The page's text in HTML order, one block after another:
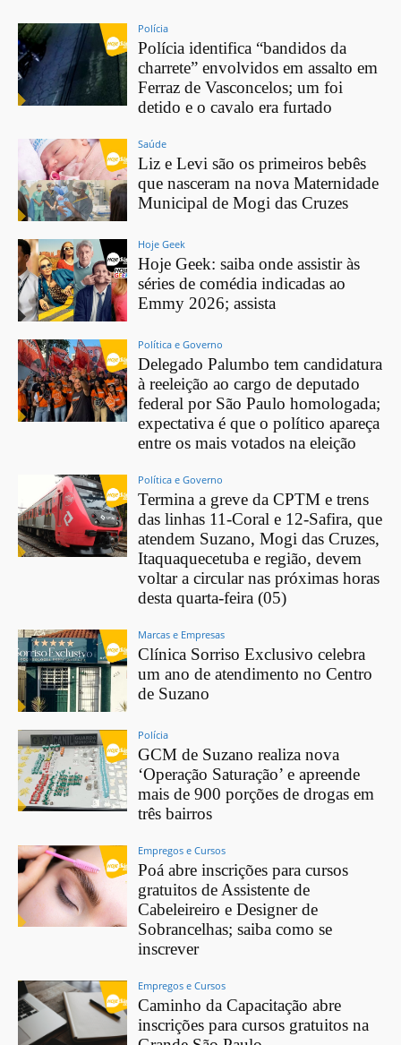
Polícia
Polícia identifica “bandidos da
charrete” envolvidos em assalto em
Ferraz de Vasconcelos; um foi
detido e o cavalo era furtado
Saúde
Liz e Levi são os primeiros bebês
que nasceram na nova Maternidade
Municipal de Mogi das Cruzes
Hoje Geek
Hoje Geek: saiba onde assistir às
séries de comédia indicadas ao
Emmy 2026; assista
Política e Governo
Delegado Palumbo tem candidatura
à reeleição ao cargo de deputado
federal por São Paulo homologada;
expectativa é que o político apareça
entre os mais votados na eleição
Política e Governo
Termina a greve da CPTM e trens
das linhas 11-Coral e 12-Safira, que
atendem Suzano, Mogi das Cruzes,
Itaquaquecetuba e região, devem
voltar a circular nas próximas horas
desta quarta-feira (05)
Marcas e Empresas
Clínica Sorriso Exclusivo celebra
um ano de atendimento no Centro
de Suzano
Polícia
GCM de Suzano realiza nova
‘Operação Saturação’ e apreende
mais de 900 porções de drogas em
três bairros
Empregos e Cursos
Poá abre inscrições para cursos
gratuitos de Assistente de
Cabeleireiro e Designer de
Sobrancelhas; saiba como se
inscrever
Empregos e Cursos
Caminho da Capacitação abre
inscrições para cursos gratuitos na